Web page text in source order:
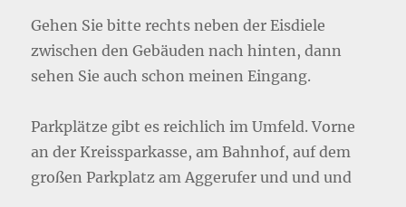
Gehen Sie bitte rechts neben der Eisdiele
zwischen den Gebäuden nach hinten, dann
sehen Sie auch schon meinen Eingang.
Parkplätze gibt es reichlich im Umfeld. Vorne
an der Kreissparkasse, am Bahnhof, auf dem
großen Parkplatz am Aggerufer und und und